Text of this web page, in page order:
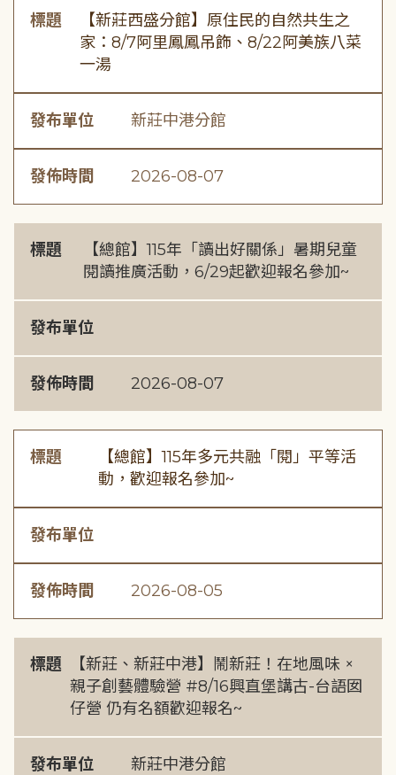
標題
【新莊西盛分館】原住民的自然共生之
家：8/7阿里鳳鳳吊飾、8/22阿美族八菜
一湯
發布單位 新莊中港分館
發佈時間 2026-08-07
標題
【總館】115年「讀出好關係」暑期兒童
閱讀推廣活動，6/29起歡迎報名參加~
發布單位
發佈時間 2026-08-07
標題
【總館】115年多元共融「閱」平等活
動，歡迎報名參加~
發布單位
發佈時間 2026-08-05
標題
【新莊、新莊中港】鬧新莊！在地風味 ×
親子創藝體驗營 #8/16興直堡講古-台語囡
仔營 仍有名額歡迎報名~
發布單位 新莊中港分館